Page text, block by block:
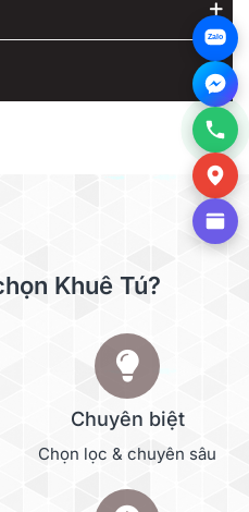
Khuê Tú?
Chuyên biệt
Chọn lọc & chuyên sâu
Zalo